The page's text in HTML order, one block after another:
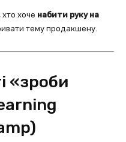
хоче набити руку на
тему продакшену.
«зроби